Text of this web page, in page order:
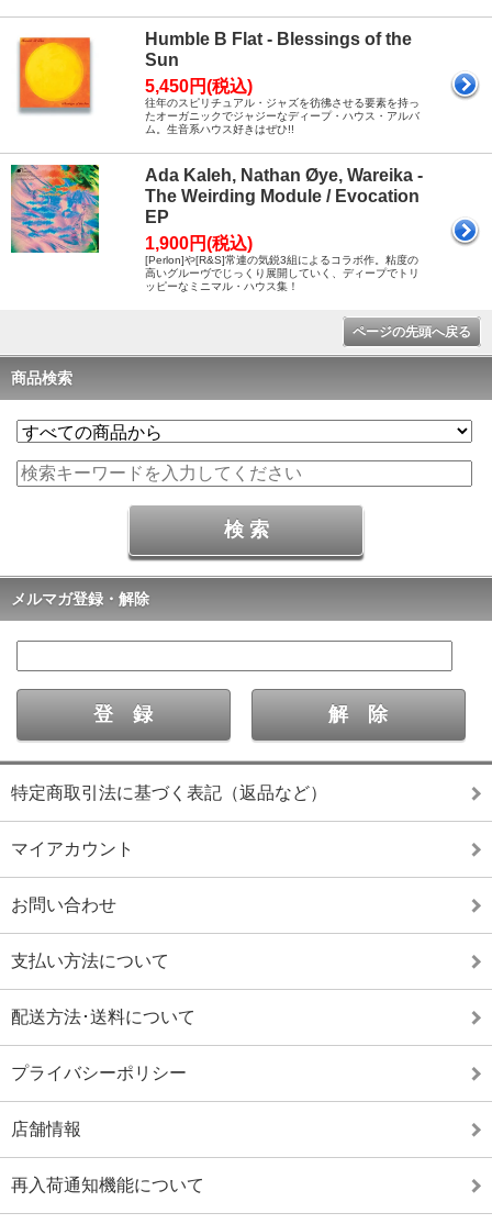
Humble B Flat - Blessings of the
Sun
5,450円(税込)
往年のスピリチュアル・ジャズを彷彿させる要素を持っ
たオーガニックでジャジーなディープ・ハウス・アルバ
ム。生音系ハウス好きはぜひ!!
Ada Kaleh, Nathan Øye, Wareika -
The Weirding Module / Evocation
EP
1,900円(税込)
[Perlon]や[R&S]常連の気鋭3組によるコラボ作。粘度の
高いグルーヴでじっくり展開していく、ディープでトリ
ッピーなミニマル・ハウス集！
ページの先頭へ戻る
商品検索
メルマガ登録・解除
特定商取引法に基づく表記（返品など）
マイアカウント
お問い合わせ
支払い方法について
配送方法･送料について
プライバシーポリシー
店舗情報
再入荷通知機能について